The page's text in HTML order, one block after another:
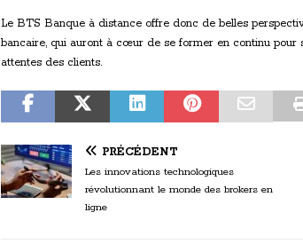
Le BTS Banque à distance offre donc de belles
bancaire, qui auront à cœur de se former en continu pour
attentes des clients.
PRÉCÉDENT
Les innovations technologiques
révolutionnant le monde des brokers en
ligne